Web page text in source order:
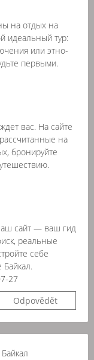
на отдых на
идеальный тур:
или этно-
первыми.
вас. На сайте
на
бронируйте
сайт — ваш гид
реальные
себе
Байкал.
27
Odpovědět